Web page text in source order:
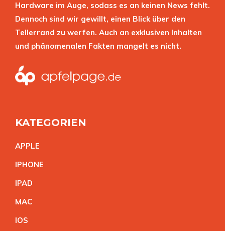
Hardware im Auge, sodass es an keinen News fehlt.
Dennoch sind wir gewillt, einen Blick über den
Tellerrand zu werfen. Auch an exklusiven Inhalten
und phänomenalen Fakten mangelt es nicht.
KATEGORIEN
APPLE
IPHONE
IPAD
MAC
IOS